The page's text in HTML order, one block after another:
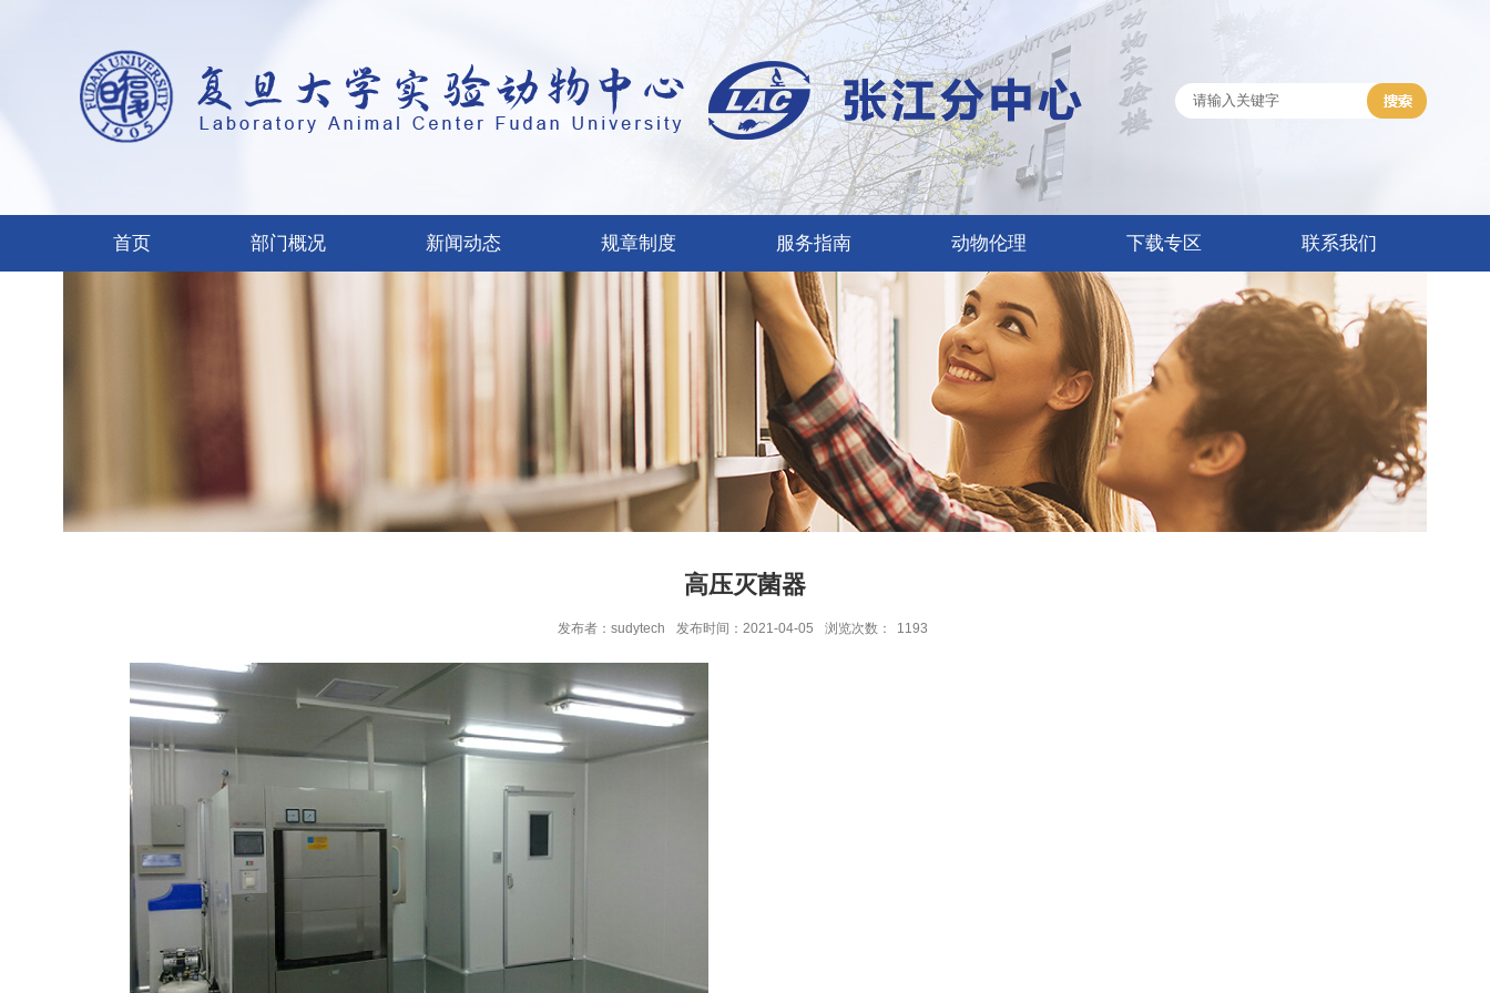
首页 部门概况 新闻动态 规章制度 服务指南 动物伦理 下载专区 联系我们
高压灭菌器
发布者：sudytech 发布时间：2021-04-05 浏览次数： 1193